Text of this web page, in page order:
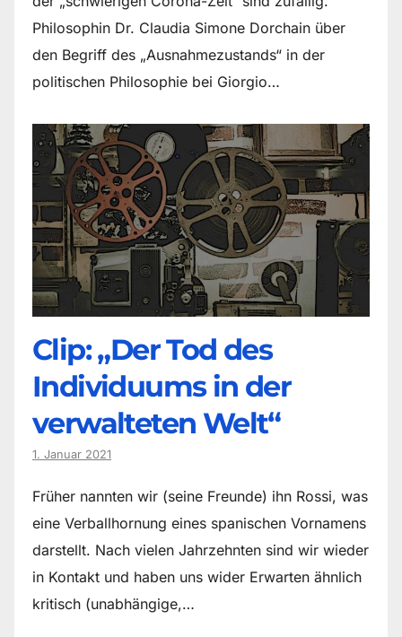
Philosophin Dr. Claudia Simone Dorchain über
den Begriff des „Ausnahmezustands“ in der
politischen Philosophie bei Giorgio…
Clip: „Der Tod des
Individuums in der
verwalteten Welt“
1. Januar 2021
Früher nannten wir (seine Freunde) ihn Rossi, was
eine Verballhornung eines spanischen Vornamens
darstellt. Nach vielen Jahrzehnten sind wir wieder
in Kontakt und haben uns wider Erwarten ähnlich
kritisch (unabhängige,…